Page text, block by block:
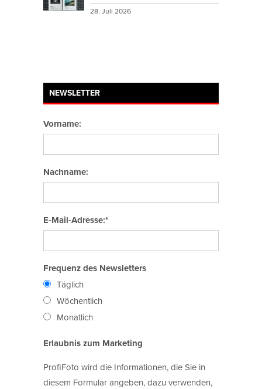
28. Juli 2026
NEWSLETTER
Vorname:
Nachname:
E-Mail-Adresse:*
Frequenz des Newsletters
Täglich
Wöchentlich
Monatlich
Erlaubnis zum Marketing
ProfiFoto wird die Informationen, die Sie in
diesem Formular angeben, dazu verwenden,